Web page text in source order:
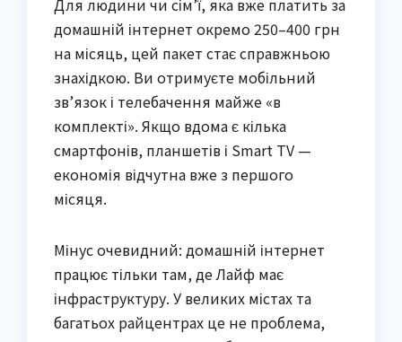
Для людини чи сім’ї, яка вже платить за
домашній інтернет окремо 250–400 грн
на місяць, цей пакет стає справжньою
знахідкою. Ви отримуєте мобільний
зв’язок і телебачення майже «в
комплекті». Якщо вдома є кілька
смартфонів, планшетів і Smart TV —
економія відчутна вже з першого
місяця.
Мінус очевидний: домашній інтернет
працює тільки там, де Лайф має
інфраструктуру. У великих містах та
багатьох райцентрах це не проблема,